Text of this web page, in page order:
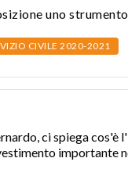
uno
CIVILE 2020-2021
ci spiega cos'è l'
importante